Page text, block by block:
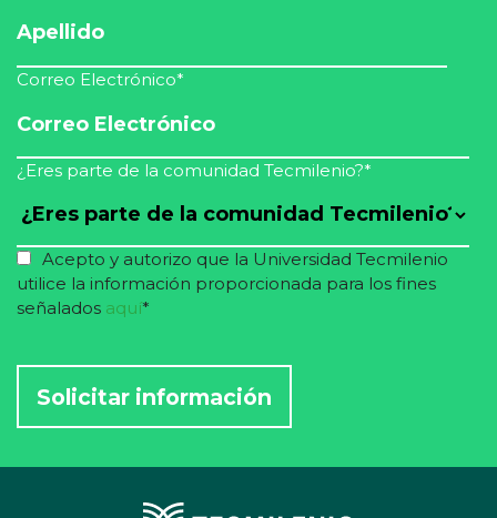
Correo Electrónico*
¿Eres parte de la comunidad Tecmilenio?*
Acepto y autorizo que la Universidad Tecmilenio
utilice la información proporcionada para los fines
señalados aquí*